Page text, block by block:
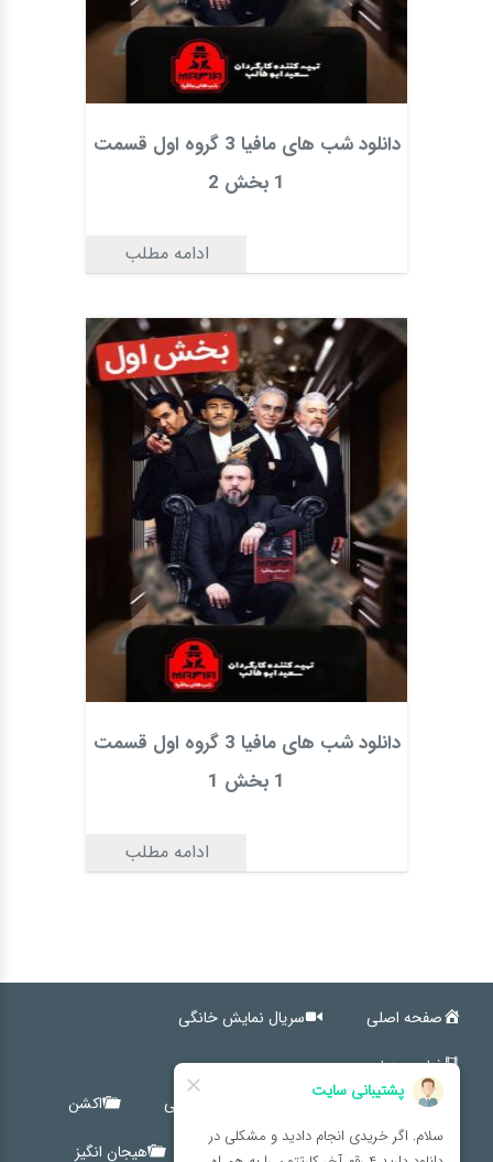
دانلود شب های مافیا 3 گروه اول قسمت
1 بخش 2
ادامه مطلب
دانلود شب های مافیا 3 گروه اول قسمت
1 بخش 1
ادامه مطلب
صفحه اصلی
سریال نمایش خانگی
فیلم سینمایی
کمدی
اجتماعی خانوادگی
اکشن
ترسناک
درام کوتاه هیجان انگیز